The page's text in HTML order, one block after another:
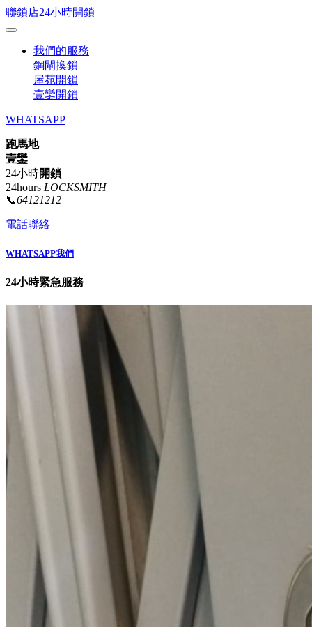
聯鎖店24小時開鎖
我們的服務
鋼閘換鎖
屋苑開鎖
壹鑾開鎖
WHATSAPP
跑馬地
壹鑾
24小時開鎖
24hours LOCKSMITH
📞64121212
電話聯絡
WHATSAPP我們
24小時緊急服務